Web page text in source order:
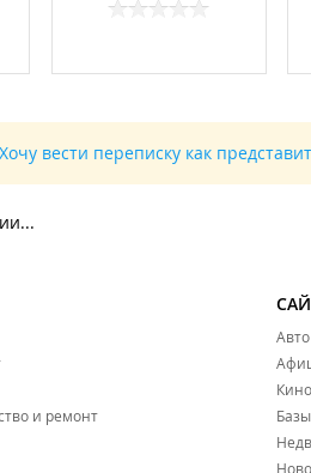
Хочу вести переписку как
и ремонт
Авто
Кино